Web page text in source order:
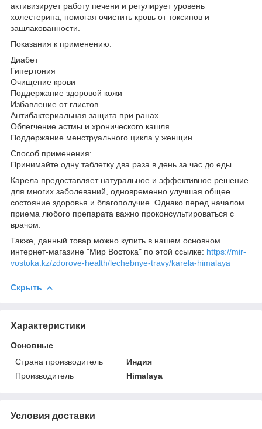
активизирует работу печени и регулирует уровень
холестерина, помогая очистить кровь от токсинов и
зашлакованности.
Показания к применению:
Диабет
Гипертония
Очищение крови
Поддержание здоровой кожи
Избавление от глистов
Антибактериальная защита при ранах
Облегчение астмы и хронического кашля
Поддержание менструального цикла у женщин
Способ применения:
Принимайте одну таблетку два раза в день за час до еды.
Карела предоставляет натуральное и эффективное решение
для многих заболеваний, одновременно улучшая общее
состояние здоровья и благополучие. Однако перед началом
приема любого препарата важно проконсультироваться с
врачом.
Также, данный товар можно купить в нашем основном
интернет-магазине "Мир Востока" по этой ссылке: https://mir-
vostoka.kz/zdorove-health/lechebnye-travy/karela-himalaya
Скрыть
Характеристики
Основные
Страна производитель
Индия
Производитель
Himalaya
Условия доставки